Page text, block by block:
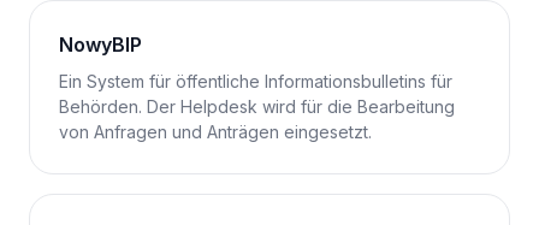
NowyBIP
Ein System für öffentliche Informationsbulletins für
Behörden. Der Helpdesk wird für die Bearbeitung
von Anfragen und Anträgen eingesetzt.